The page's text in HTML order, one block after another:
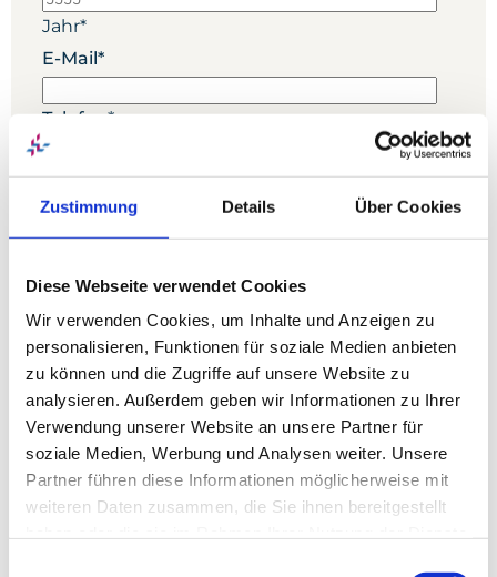
Zustimmung Details Über Cookies
Diese Webseite verwendet Cookies
Wir verwenden Cookies, um Inhalte und Anzeigen zu
personalisieren, Funktionen für soziale Medien anbieten
zu können und die Zugriffe auf unsere Website zu
analysieren. Außerdem geben wir Informationen zu Ihrer
Verwendung unserer Website an unsere Partner für
soziale Medien, Werbung und Analysen weiter. Unsere
Partner führen diese Informationen möglicherweise mit
weiteren Daten zusammen, die Sie ihnen bereitgestellt
Jahr*
E-Mail*
Telefon*
Straße / Nr. (optional)
PLZ
Ort
Nachricht*
Captcha*
Bitte rechnen Sie 6 plus 5.